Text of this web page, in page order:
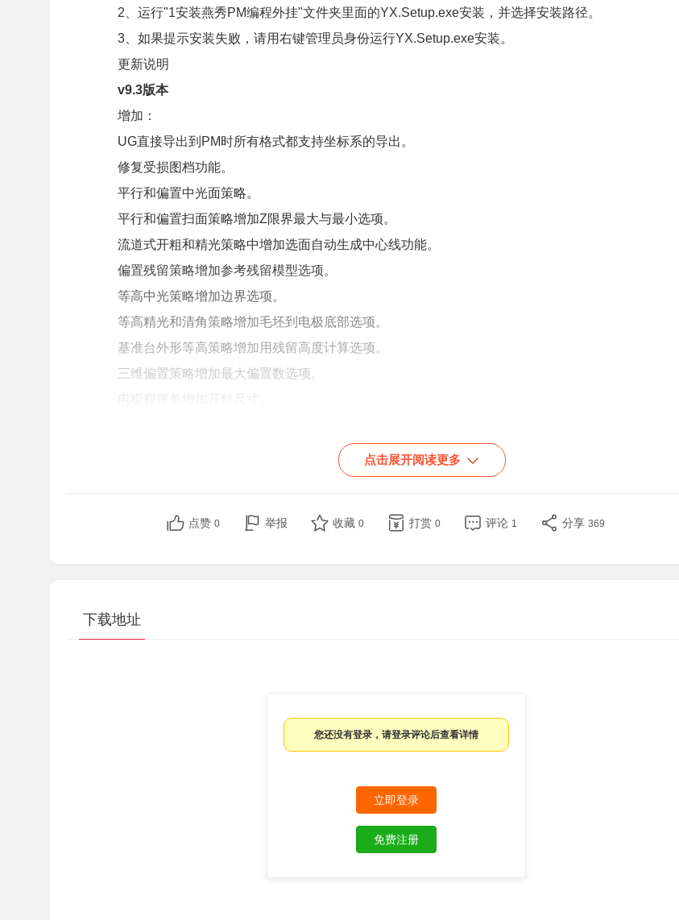
2、运行"1安装燕秀PM编程外挂"文件夹里面的YX.Setup.exe安装，并选择安装路径。
3、如果提示安装失败，请用右键管理员身份运行YX.Setup.exe安装。
更新说明
v9.3版本
增加：
UG直接导出到PM时所有格式都支持坐标系的导出。
修复受损图档功能。
平行和偏置中光面策略。
平行和偏置扫面策略增加Z限界最大与最小选项。
流道式开粗和精光策略中增加选面自动生成中心线功能。
偏置残留策略增加参考残留模型选项。
等高中光策略增加边界选项。
等高精光和清角策略增加毛坯到电极底部选项。
基准台外形等高策略增加用残留高度计算选项。
三维偏置策略增加最大偏置数选项。
策略模板中增加是否创建文件夹选项。
UG导出电极到PM没有分析水平垂直面。
平行和偏置扫面策略中的安全Z高度问题。
点击展开阅读更多
点赞 0 举报 收藏 0 打赏 0 评论 1 分享 369
下载地址
您还没有登录，请登录评论后查看详情